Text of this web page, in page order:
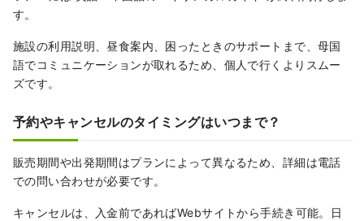
す。
施設の利用説明、昼食案内、困ったときのサポートまで、母国
語でコミュニケーションが取れるため、個人で行くよりスムー
ズです。
予約やキャンセルのタイミングはいつまで？
販売期間や出発期間はプランによって異なるため、詳細は電話
での問い合わせが必要です。
キャンセルは、入金前であればWebサイトから手続き可能。日